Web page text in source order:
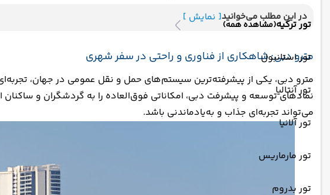
تور ترکیه(مشاهده همه)
تور استانبول
تور آنتالیا
تور آلانیا
تور مارماریس
تور بدروم
در این مطلب می‌خوانید[ نمایش ]
مترو دبی: شاهکاری از فناوری و راحتی در سفر شهری
مترو دبی، یکی از پیشرفته‌ترین سیستم‌های حمل و نقل عمومی در جهان،
نمادهای توسعه و پیشرفت دبی، امکاناتی فوق‌العاده را به گردشگران و ساکنان
می‌تواند تجربه‌ای جذاب و به‌یادماندنی باشد.